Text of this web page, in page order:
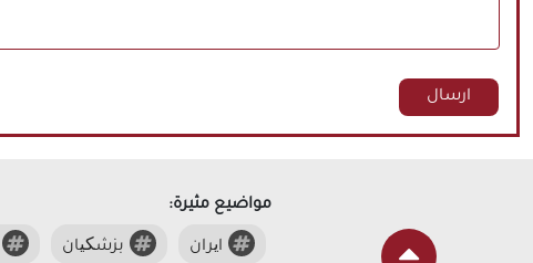
مواضيع مثيرة:
ایران بزشکیان